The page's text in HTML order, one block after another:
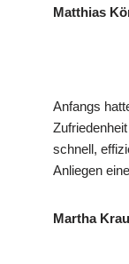
Matthias
Anfangs
schnell,
Anliegen
Martha